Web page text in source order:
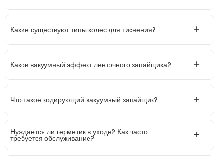
Какие существуют типы колес для тиснения?
Каков вакуумный эффект ленточного запайщика?
Что такое кодирующий вакуумный запайщик?
Нуждается ли герметик в уходе? Как часто
требуется обслуживание?